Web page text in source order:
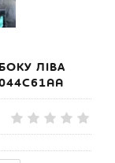
ЛІВА